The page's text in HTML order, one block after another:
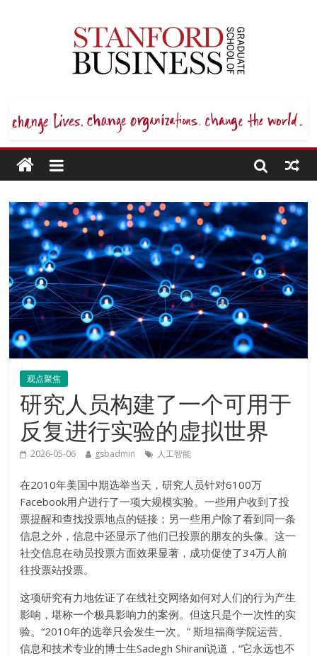
观点聚焦
研究人员构建了一个可用于
反复进行实验的虚拟世界
2026-05-06 gsbadmin 人工智能
在2010年美国中期选举当天，研究人员针对6100万
Facebook用户进行了一项大规模实验。一些用户收到了投
票提醒和查找投票地点的链接；另一些用户除了看到同一条
信息之外，信息中还显示了他们已投票的朋友的头像。这一
社交信息在动员投票方面效果显著，成功促使了34万人前
往投票站投票。
这项研究有力地佐证了在线社交网络如何对人们的行为产生
影响，堪称一个极具影响力的案例。但这只是个一次性的实
验。“2010年的选举只会发生一次。” 斯坦福商学院运营、
信息和技术专业的博士生Sadegh Shirani说道，“它永远也不